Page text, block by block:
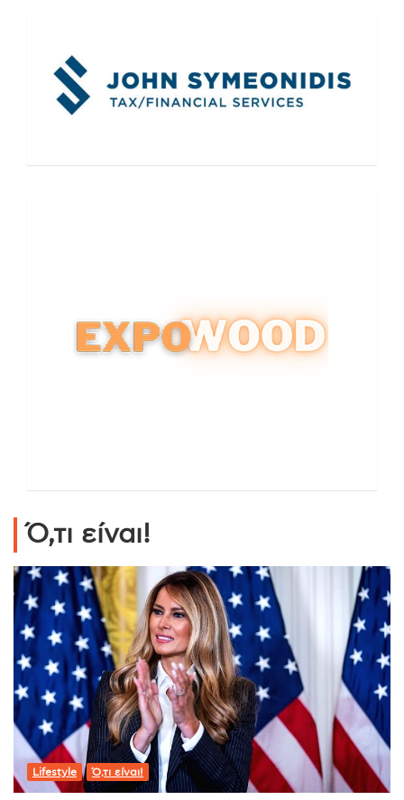
Ό,τι είναι!
Lifestyle Ό,τι είναι!